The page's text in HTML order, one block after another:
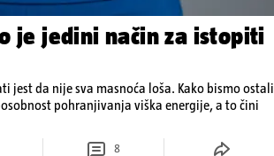
je jedini način za istopiti
jest da nije sva masnoća loša. Kako bismo ostali
pohranjivanja viška energije, a to čini
8